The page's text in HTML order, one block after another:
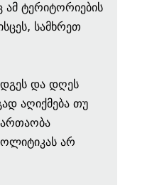
ამ ტერიტორიების
სამხრეთ
და დღეს
აღიქმება თუ
არ